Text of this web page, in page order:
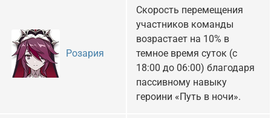
Розария
Скорость перемещения
участников команды
возрастает на 10% в
темное время суток (с
18:00 до 06:00) благодаря
пассивному навыку
героини «Путь в ночи».